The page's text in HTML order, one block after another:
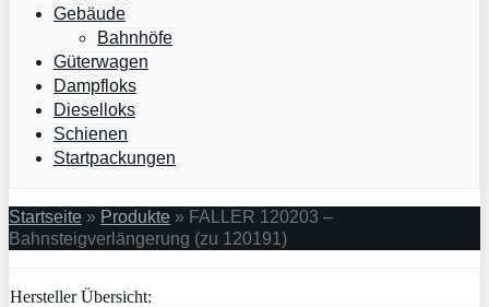
Gebäude
Bahnhöfe
Güterwagen
Dampfloks
Dieselloks
Schienen
Startpackungen
Startseite » Produkte » FALLER 120203 –
Bahnsteigverlängerung (zu 120191)
Hersteller Übersicht: